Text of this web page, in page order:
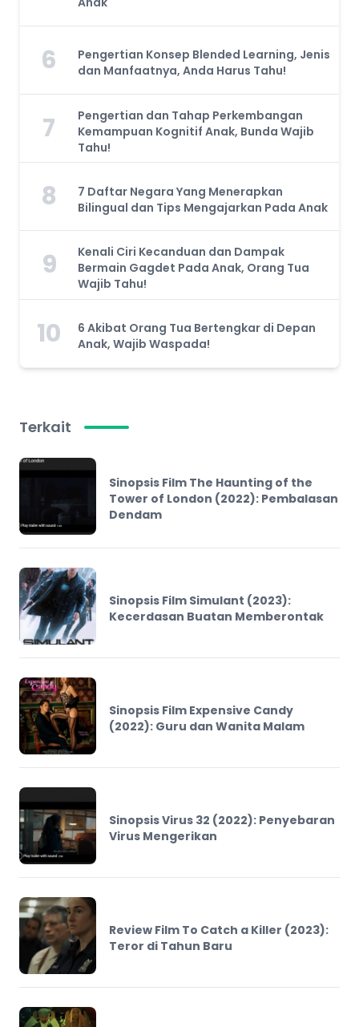
6
Pengertian Konsep Blended Learning, Jenis
dan Manfaatnya, Anda Harus Tahu!
7
Pengertian dan Tahap Perkembangan
Kemampuan Kognitif Anak, Bunda Wajib
Tahu!
8
7 Daftar Negara Yang Menerapkan
Bilingual dan Tips Mengajarkan Pada Anak
9
Kenali Ciri Kecanduan dan Dampak
Bermain Gagdet Pada Anak, Orang Tua
Wajib Tahu!
10
6 Akibat Orang Tua Bertengkar di Depan
Anak, Wajib Waspada!
Terkait
Sinopsis Film The Haunting of the
Tower of London (2022): Pembalasan
Dendam
Sinopsis Film Simulant (2023):
Kecerdasan Buatan Memberontak
Sinopsis Film Expensive Candy
(2022): Guru dan Wanita Malam
Sinopsis Virus 32 (2022): Penyebaran
Virus Mengerikan
Review Film To Catch a Killer (2023):
Teror di Tahun Baru